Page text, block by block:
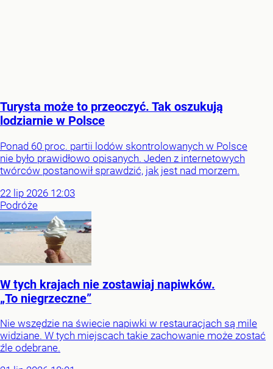
Turysta może to przeoczyć. Tak oszukują
lodziarnie w Polsce
Ponad 60 proc. partii lodów skontrolowanych w Polsce
nie było prawidłowo opisanych. Jeden z internetowych
twórców postanowił sprawdzić, jak jest nad morzem.
22 lip 2026 12:03
Podróże
W tych krajach nie zostawiaj napiwków.
„To niegrzeczne”
Nie wszędzie na świecie napiwki w restauracjach są mile
widziane. W tych miejscach takie zachowanie może zostać
źle odebrane.